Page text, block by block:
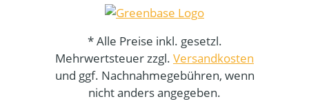
* Alle Preise inkl. gesetzl.
Mehrwertsteuer zzgl. Versandkosten
und ggf. Nachnahmegebühren, wenn
nicht anders angegeben.